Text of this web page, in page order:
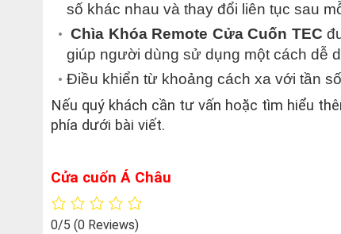
số khác nhau và thay đổi liên tục sau
Chìa Khóa Remote Cửa Cuốn TEC
giúp người dùng sử dụng một cách dễ
Điều khiển từ khoảng cách xa với tần
Nếu quý khách cần tư vấn hoặc tìm hiểu
phía dưới bài viết.
Cửa cuốn Á Châu
0/5 (0 Reviews)